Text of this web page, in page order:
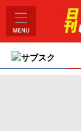
サブスク